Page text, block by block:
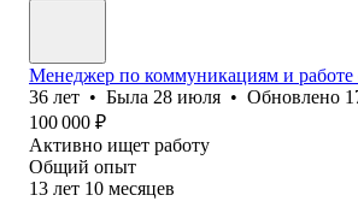
Менеджер по коммуникациям и работе
36 лет • Была 28 июля • Обновлено
100 000 ₽
Активно ищет работу
Общий опыт
13 лет 10 месяцев